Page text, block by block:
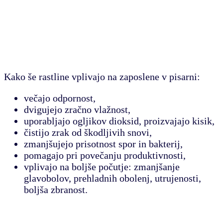
Kako še rastline vplivajo na zaposlene v pisarni:
večajo odpornost,
dvigujejo zračno vlažnost,
uporabljajo ogljikov dioksid, proizvajajo kisik,
čistijo zrak od škodljivih snovi,
zmanjšujejo prisotnost spor in bakterij,
pomagajo pri povečanju produktivnosti,
vplivajo na boljše počutje: zmanjšanje
glavobolov, prehladnih obolenj, utrujenosti,
boljša zbranost.